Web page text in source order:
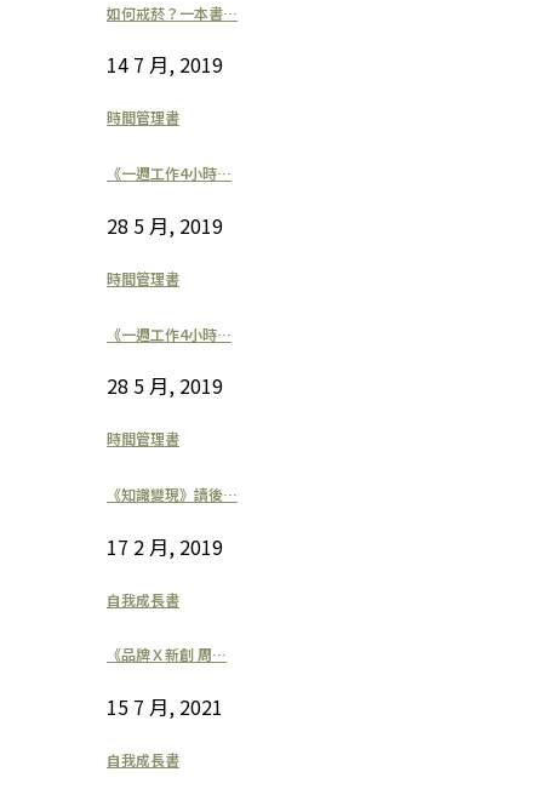
如何戒菸？一本書…
14 7 月, 2019
時間管理書
《一週工作4小時…
28 5 月, 2019
時間管理書
《一週工作4小時…
28 5 月, 2019
時間管理書
《知識變現》讀後…
17 2 月, 2019
自我成長書
《品牌Ｘ新創 周…
15 7 月, 2021
自我成長書